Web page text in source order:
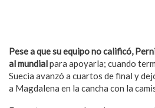
Pese a que su equipo no calificó,
al mundialpara apoyarla; cuando
Suecia avanzó a cuartos de final y
a Magdalena en la cancha con la